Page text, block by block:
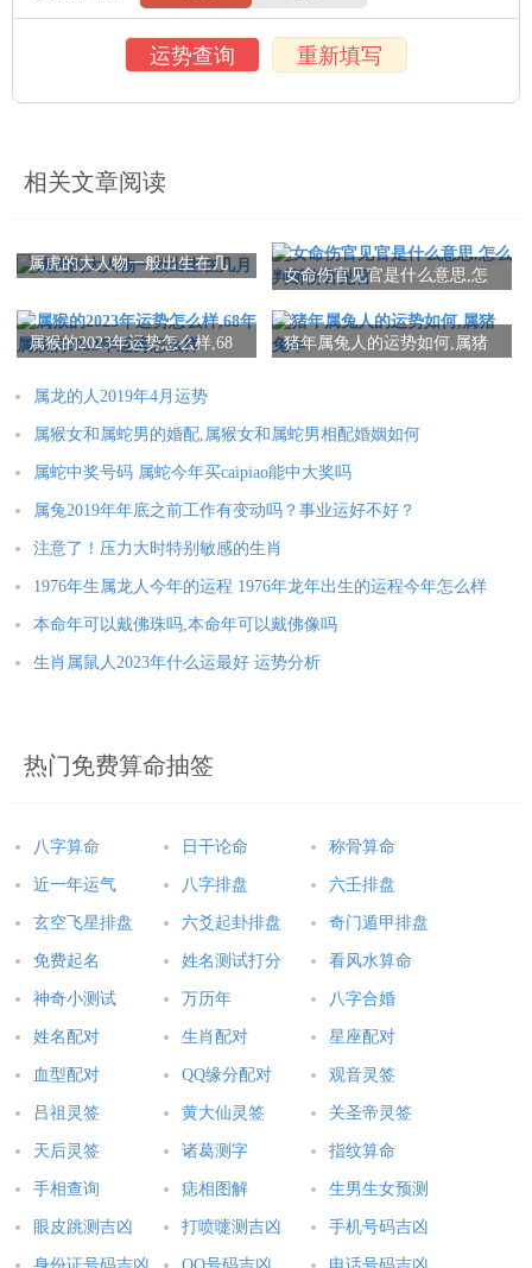
婚姻问题产生影响。
态，避免在婚姻矛盾和困境中产生过度的消极情绪。
2025年运势
属马人2025年全年运势详解 属羊人2025年全年运势详解
属猴人2025年全年运势详解 属鸡人2025年全年运势详解
属狗人2025年全年运势详解 属猪人2025年全年运势详解
运势查询 重新填写
相关文章阅读
属虎的大人物一般出生在几
女命伤官见官是什么意思,怎
属猴的2023年运势怎么样,68
猪年属兔人的运势如何,属猪
属龙的人2019年4月运势
属猴女和属蛇男的婚配,属猴女和属蛇男相配婚姻如何
属蛇中奖号码 属蛇今年买caipiao能中大奖吗
属兔2019年年底之前工作有变动吗？事业运好不好？
注意了！压力大时特别敏感的生肖
1976年生属龙人今年的运程 1976年龙年出生的运程今年怎么样
本命年可以戴佛珠吗,本命年可以戴佛像吗
生肖属鼠人2023年什么运最好 运势分析
热门免费算命抽签
八字算命 日干论命 称骨算命
近一年运气 八字排盘 六壬排盘
玄空飞星排盘 六爻起卦排盘 奇门遁甲排盘
免费起名 姓名测试打分 看风水算命
神奇小测试 万历年 八字合婚
姓名配对 生肖配对 星座配对
血型配对 QQ缘分配对 观音灵签
吕祖灵签 黄大仙灵签 关圣帝灵签
天后灵签 诸葛测字 指纹算命
手相查询 痣相图解 生男生女预测
眼皮跳测吉凶 打喷嚏测吉凶 手机号码吉凶